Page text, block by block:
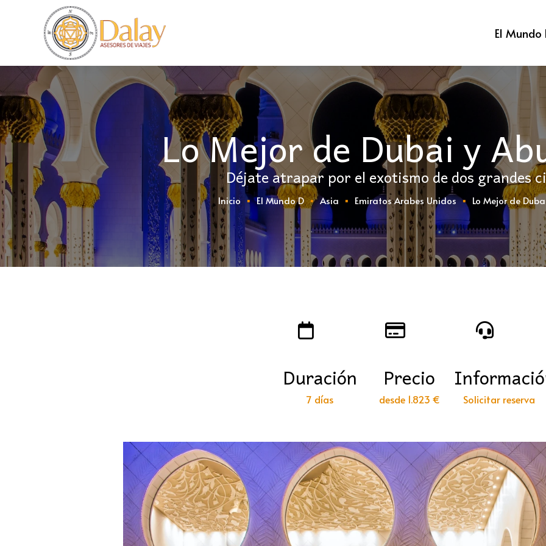
El Mundo
Lo Mejor de Dubai y
Déjate atrapar por el exotismo de dos grandes
Inicio El Mundo D Asia Emiratos Arabes Unidos Lo Mejor de
Duración
7 días
Precio
desde 1.823 € Solicitar reserva